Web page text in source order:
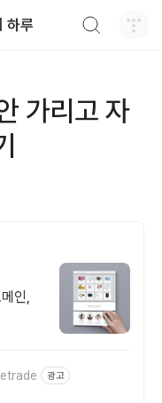
하루
가리고 자
인,
광고